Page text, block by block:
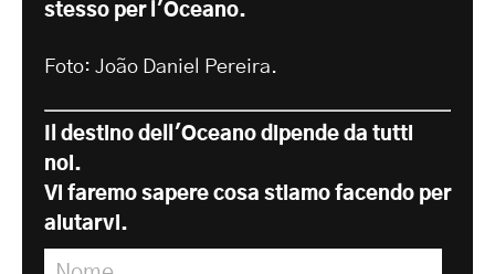
stesso per l'Oceano.
Foto: João Daniel Pereira.
Il destino dell'Oceano dipende da tutti
noi.
Vi faremo sapere cosa stiamo facendo per
aiutarvi.
Nome